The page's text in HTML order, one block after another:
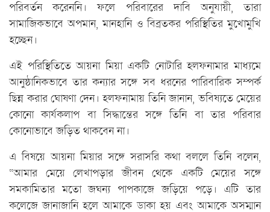
পরিবর্তন করেননি। ফলে পরিবারের দাবি অনুযায়ী, তারা
সামাজিকভাবে অপমান, মানহানি ও বিব্রতকর পরিস্থিতির মুখোমুখি
হচ্ছেন।
এই পরিস্থিতিতে আয়না মিয়া একটি নোটারি হলফনামার মাধ্যমে
আনুষ্ঠানিকভাবে তার কন্যার সঙ্গে সব ধরনের পারিবারিক সম্পর্ক
ছিন্ন করার ঘোষণা দেন। হলফনামায় তিনি জানান, ভবিষ্যতে মেয়ের
কোনো কার্যকলাপ বা সিদ্ধান্তের সঙ্গে তিনি বা তার পরিবার
কোনোভাবে জড়িত থাকবেন না।
এ বিষয়ে আয়না মিয়ার সঙ্গে সরাসরি কথা বললে তিনি বলেন,
“আমার মেয়ে লেখাপড়ার জীবন থেকে একটি মেয়ের সঙ্গে
সমকামিতার মতো জঘন্য পাপকাজে জড়িয়ে পড়ে। এটি তার
কলেজে জানাজানি হলে আমাকে ডাকা হয় এবং আমাকে অসম্মান